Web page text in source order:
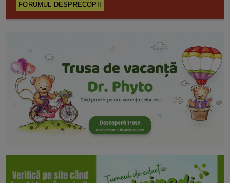
FORUMUL DESPRECOPII